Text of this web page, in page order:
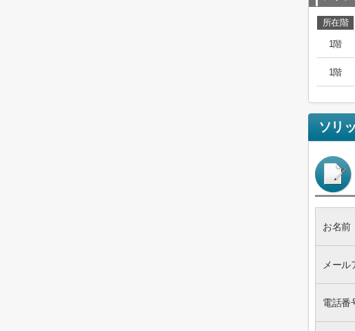
所在階
1階
1階
ソリ
お名前
メール
電話番